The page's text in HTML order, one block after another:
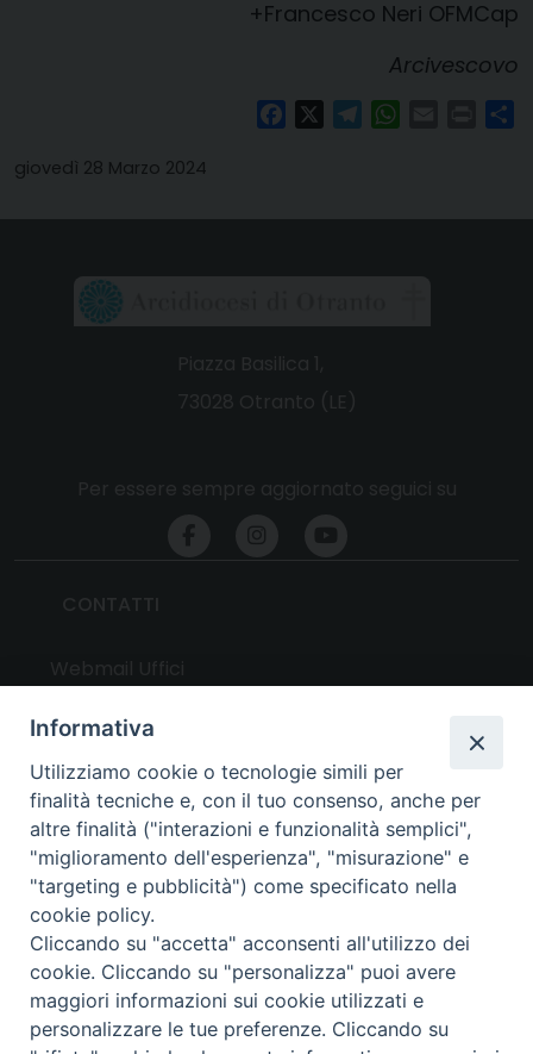
+Francesco Neri OFMCap
Arcivescovo
FacebookTelegramWhatsAppPrint
giovedì 28 Marzo 2024
UTILITY
News
Altri articoli
Notizie nazionali
Download
Amministrazione Trasparente
Informativa
Utilizziamo cookie o tecnologie simili per
finalità tecniche e, con il tuo consenso, anche per
altre finalità ("interazioni e funzionalità semplici",
"miglioramento dell'esperienza", "misurazione" e
"targeting e pubblicità") come specificato nella
cookie policy.
Cliccando su "accetta" acconsenti all'utilizzo dei
cookie. Cliccando su "personalizza" puoi avere
maggiori informazioni sui cookie utilizzati e
personalizzare le tue preferenze. Cliccando su